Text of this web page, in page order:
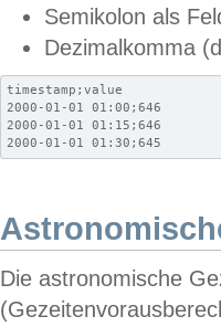
Semikolon als
Dezimalkomma
timestamp;value
2000-01-01 01:00;646
2000-01-01 01:15;646
2000-01-01 01:30;645
Die astronomische